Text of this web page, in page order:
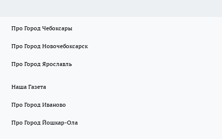
Про Город Чебоксары
Про Город Новочебоксарск
Про Город Ярославль
Наша Газета
Про Город Иваново
Про Город Йошкар-Ола